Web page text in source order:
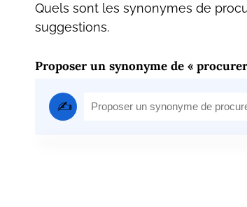
Quels sont les synonymes de
suggestions.
Proposer un synonyme de «
✍️